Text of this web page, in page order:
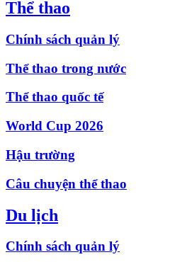
Thể thao
Chính sách quản lý
Thể thao trong nước
Thể thao quốc tế
World Cup 2026
Hậu trường
Câu chuyện thể thao
Du lịch
Chính sách quản lý